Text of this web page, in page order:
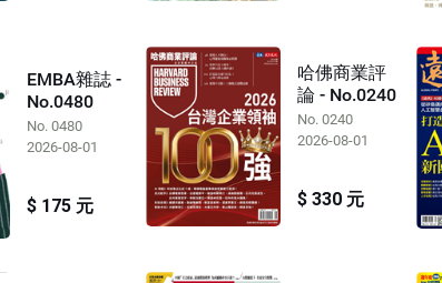
EMBA雜誌 -
No.0480
No. 0480
2026-08-01
$ 175 元
哈佛商業評
論 - No.0240
No. 0240
2026-08-01
$ 330 元